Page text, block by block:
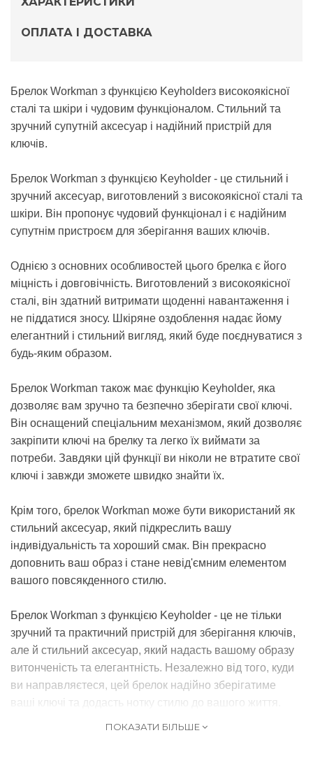
ОПЛАТА І ДОСТАВКА
Брелок Workman з функцією Keyholderз високоякісної
сталі та шкіри і чудовим функціоналом. Стильний та
зручний супутній аксесуар і надійний пристрій для
ключів.
Брелок Workman з функцією Keyholder - це стильний і
зручний аксесуар, виготовлений з високоякісної сталі та
шкіри. Він пропонує чудовий функціонал і є надійним
супутнім пристроєм для зберігання ваших ключів.
Однією з основних особливостей цього брелка є його
міцність і довговічність. Виготовлений з високоякісної
сталі, він здатний витримати щоденні навантаження і
не піддатися зносу. Шкіряне оздоблення надає йому
елегантний і стильний вигляд, який буде поєднуватися з
будь-яким образом.
Брелок Workman також має функцію Keyholder, яка
дозволяє вам зручно та безпечно зберігати свої ключі.
Він оснащений спеціальним механізмом, який дозволяє
закріпити ключі на брелку та легко їх виймати за
потреби. Завдяки цій функції ви ніколи не втратите свої
ключі і завжди зможете швидко знайти їх.
Крім того, брелок Workman може бути використаний як
стильний аксесуар, який підкреслить вашу
індивідуальність та хороший смак. Він прекрасно
доповнить ваш образ і стане невід'ємним елементом
вашого повсякденного стилю.
Брелок Workman з функцією Keyholder - це не тільки
зручний та практичний пристрій для зберігання ключів,
але й стильний аксесуар, який надасть вашому образу
витонченість та елегантність. Незалежно від того, куди
ви направляєтеся, цей брелок надійно зберігатиме
ваші ключі та додасть нотку стилю до вашого життя.
ПОКАЗАТИ БІЛЬШЕ